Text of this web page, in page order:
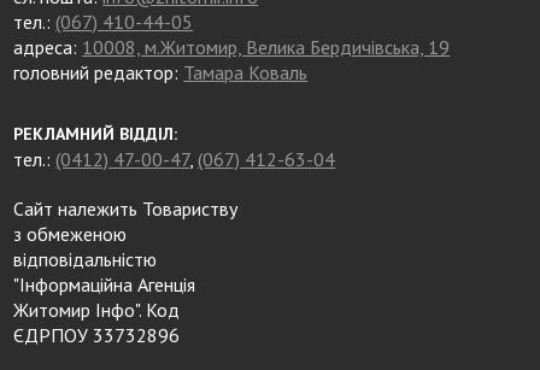
тел.: (067) 410-44-05
адреса: 10008, м.Житомир, Велика Бердичівська, 19
головний редактор: Тамара Коваль
РЕКЛАМНИЙ ВІДДІЛ:
тел.: (0412) 47-00-47, (067) 412-63-04
Сайт належить Товариству
з обмеженою
відповідальністю
"Інформаційна Агенція
Житомир Інфо". Код
ЄДРПОУ 33732896